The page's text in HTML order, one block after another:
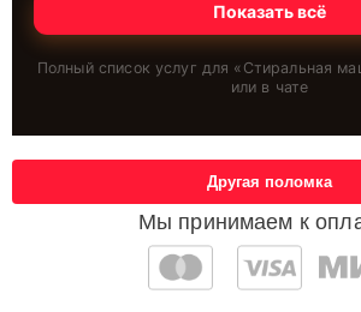
Показать всё
Полный список услуг для « Стиральная
или в чате
Мы принимаем к
Другая поломка